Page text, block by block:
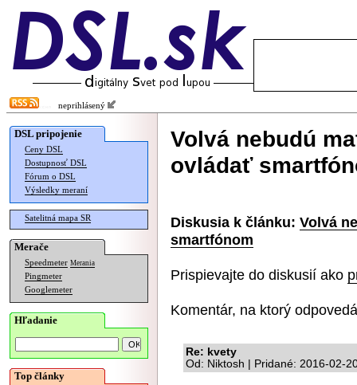
neprihlásený
DSL pripojenie
Ceny DSL
Dostupnosť DSL
Fórum o DSL
Výsledky meraní
Satelitná mapa SR
Merače
Speedmeter Merania
Pingmeter
Googlemeter
Hľadanie
Top články
Volvá nebudú
ovládať
Diskusia k článku: Volvá
smartfónom
Prispievajte do diskusií ako
Komentár, na ktorý
Re: kvety
Od: Niktosh | Pridané: 2016-02-